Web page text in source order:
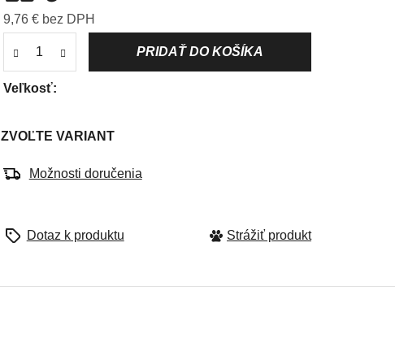
je
0,0
Veľkosť
ZVOĽTE VARIANT
Možnosti doručenia
9,76 € bez DPHJednotková cena:
Strážiť